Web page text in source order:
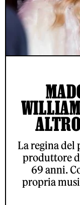
La regina del
produttore
69 anni.
propria